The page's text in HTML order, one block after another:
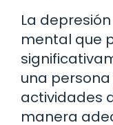
La
mental que
una
actividades
manera